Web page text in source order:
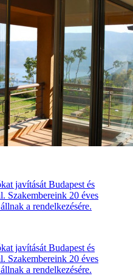
javítását Budapest és
Szakembereink 20 éves
a rendelkezésére.
javítását Budapest és
Szakembereink 20 éves
a rendelkezésére.